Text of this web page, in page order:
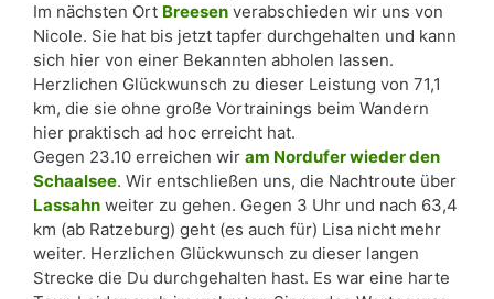
Im nächsten Ort Breesen verabschieden wir uns von
Nicole. Sie hat bis jetzt tapfer durchgehalten und kann
sich hier von einer Bekannten abholen lassen.
Herzlichen Glückwunsch zu dieser Leistung von 71,1
km, die sie ohne große Vortrainings beim Wandern
hier praktisch ad hoc erreicht hat.
Gegen 23.10 erreichen wir am Nordufer wieder den
Schaalsee. Wir entschließen uns, die Nachtroute über
Lassahn weiter zu gehen. Gegen 3 Uhr und nach 63,4
km (ab Ratzeburg) geht (es auch für) Lisa nicht mehr
weiter. Herzlichen Glückwunsch zu dieser langen
Strecke die Du durchgehalten hast. Es war eine harte